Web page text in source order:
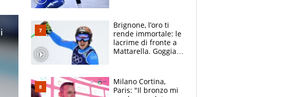
Brignone, l’oro ti
rende immortale: le
lacrime di fronte a
Mattarella. Goggia
Fede
Milano Cortina,
Paris: "Il bronzo mi